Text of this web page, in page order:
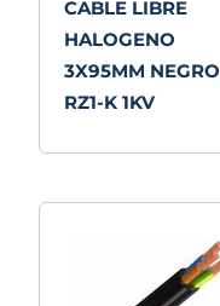
CABLE LIBRE
HALOGENO
3X95MM NEGRO
RZ1-K 1KV